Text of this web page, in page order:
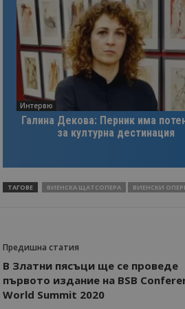
Интервю
Галина Декова: Перник има
за културна дестинация
ТАГОВЕ ВИЕНСКА ЩАТСОПЕРА ВИЕНСКИ
Предишна статия
В Златни пясъци ще се проведе
първото издание на BSB
World Summit 2020
Име
is_visitor_unique
is_unique
_ga_WXPDN4HSCV
Име